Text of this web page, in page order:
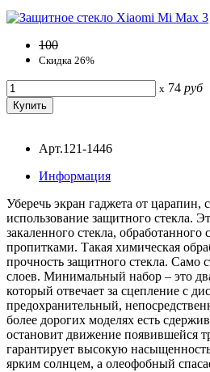
100
Скидка 26%
x 74 руб
Арт.121-1446
Информация
Уберечь экран гаджета от царапин,
использование защитного стекла.
закаленного стекла,
пропитками. Такая химическая
прочность защитного стекла. Само
слоев. Минимальный набор – это
который отвечает за сцепление с
предохранительный,
более дорогих моделях есть
остановит движение появившейся
гарантирует высокую
ярким солнцем, а олеофобный